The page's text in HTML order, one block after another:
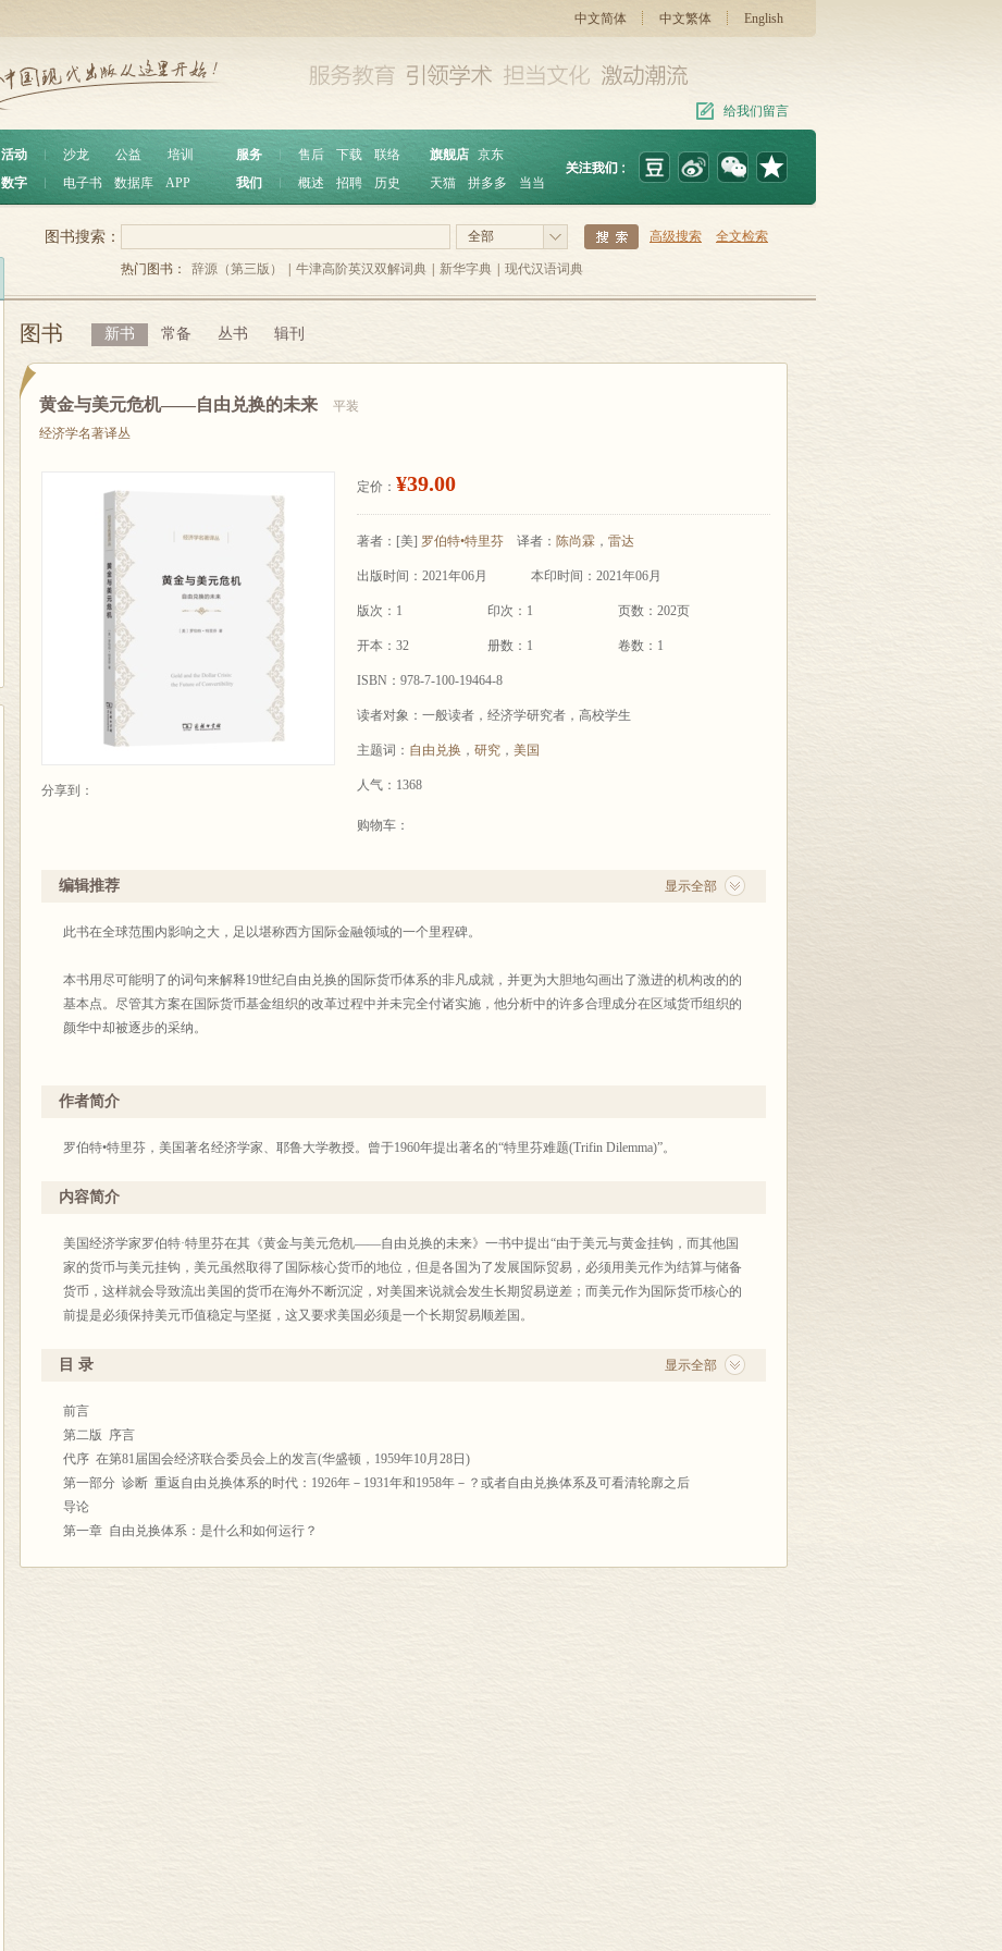
中文简体 中文繁体 English
给我们留言
活动 沙龙 公益
培训
数字
电子书 数据库 APP
服务 ︱ 售后 下载
联络
我们
概述 招聘 历史
旗舰店 京东
天猫
拼多多 当当
全部 高级搜索 全文检索
图书搜索：
热门图书： 辞源（第三版） 牛津高阶英汉双解词典 新华字典 现代汉语词典
图书 新书 常备 丛书 辑刊
黄金与美元危机——自由兑换的未来
平装
经济学名著译丛
分享到：
定价： ¥39.00
著者： [美] 罗伯特•特里芬 译者： 陈尚霖 ， 雷达
出版时间：2021年06月 本印时间：2021年06月
版次：1 印次：1 页数：202页
开本：32 册数：1 卷数：1
ISBN：978-7-100-19464-8
读者对象：一般读者，经济学研究者，高校学生
主题词： 自由兑换 ， 研究 ， 美国
人气：1368
购物车：
显示全部
编辑推荐
此书在全球范围内影响之大，足以堪称西方国际金融领域的一个里程碑。
本书用尽可能明了的词句来解释19世纪自由兑换的国际货币体系的非凡成就，并更为大胆地勾画出了激进的机构改的的
基本点。尽管其方案在国际货币基金组织的改革过程中并未完全付诸实施，他分析中的许多合理成分在区域货币组织的
颜华中却被逐步的采纳。
作者简介
罗伯特•特里芬，美国著名经济学家、耶鲁大学教授。曾于1960年提出著名的“特里芬难题(Trifin Dilemma)”。
内容简介
美国经济学家罗伯特·特里芬在其《黄金与美元危机——自由兑换的未来》一书中提出“由于美元与黄金挂钩，而其他国
家的货币与美元挂钩，美元虽然取得了国际核心货币的地位，但是各国为了发展国际贸易，必须用美元作为结算与储备
货币，这样就会导致流出美国的货币在海外不断沉淀，对美国来说就会发生长期贸易逆差；而美元作为国际货币核心的
前提是必须保持美元币值稳定与坚挺，这又要求美国必须是一个长期贸易顺差国。
显示全部
目 录
前言
第二版 序言
代序 在第81届国会经济联合委员会上的发言(华盛顿，1959年10月28日)
第一部分 诊断 重返自由兑换体系的时代：1926年－1931年和1958年－？或者自由兑换体系及可看清轮廓之后
导论
第一章 自由兑换体系：是什么和如何运行？